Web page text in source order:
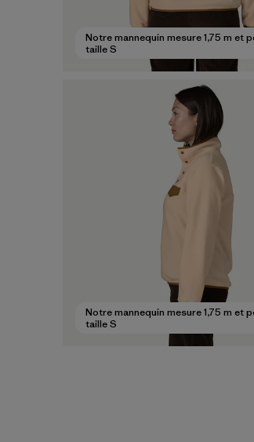
Notre mannequin mesure 1,75 m et
taille S
Notre mannequin mesure 1,75 m et
taille S